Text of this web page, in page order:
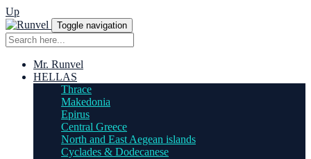
Up
Toggle navigation
Mr. Runvel
HELLAS
Thrace
Makedonia
Epirus
Central Greece
North and East Aegean islands
Cyclades & Dodecanese